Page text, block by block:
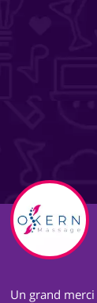
Un grand